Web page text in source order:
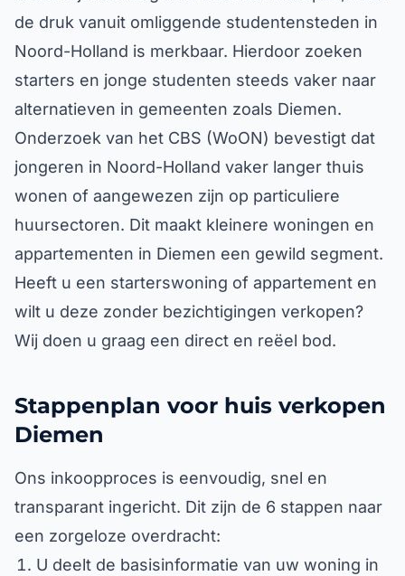
de druk vanuit omliggende studentensteden in
Noord-Holland is merkbaar. Hierdoor zoeken
starters en jonge studenten steeds vaker naar
alternatieven in gemeenten zoals Diemen.
Onderzoek van het CBS (WoON) bevestigt dat
jongeren in Noord-Holland vaker langer thuis
wonen of aangewezen zijn op particuliere
huursectoren. Dit maakt kleinere woningen en
appartementen in Diemen een gewild segment.
Heeft u een starterswoning of appartement en
wilt u deze zonder bezichtigingen verkopen?
Wij doen u graag een direct en reëel bod.
Stappenplan voor huis verkopen
Diemen
Ons inkoopproces is eenvoudig, snel en
transparant ingericht. Dit zijn de 6 stappen naar
een zorgeloze overdracht:
U deelt de basisinformatie van uw woning in